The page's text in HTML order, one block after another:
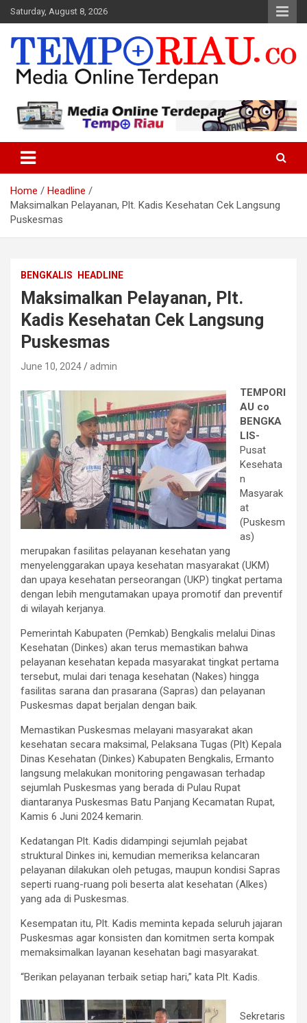
Skip
to
content
Saturday, August 8, 2026
Tempo Riau
Home
Headline
Maksimalkan Pelayanan, Plt. Kadis Kesehatan Cek Langsung
Puskesmas
BENGKALIS HEADLINE
Maksimalkan Pelayanan, Plt.
Kadis Kesehatan Cek Langsung
Puskesmas
June 10, 2024 admin
TEMPORI
AU co
BENGKA
LIS-
Pusat
Kesehata
n
Masyarak
at
(Puskesm
as)
merupakan fasilitas pelayanan kesehatan yang
menyelenggarakan upaya kesehatan masyarakat (UKM)
dan upaya kesehatan perseorangan (UKP) tingkat pertama
dengan lebih mengutamakan upaya promotif dan preventif
di wilayah kerjanya.
Pemerintah Kabupaten (Pemkab) Bengkalis melalui Dinas
Kesehatan (Dinkes) akan terus memastikan bahwa
pelayanan kesehatan kepada masyarakat tingkat pertama
tersebut, mulai dari tenaga kesehatan (Nakes) hingga
fasilitas sarana dan prasarana (Sapras) dan pelayanan
Puskesmas dapat berjalan dengan baik.
Memastikan Puskesmas melayani masyarakat akan
kesehatan secara maksimal, Pelaksana Tugas (Plt) Kepala
Dinas Kesehatan (Dinkes) Kabupaten Bengkalis, Ermanto
langsung melakukan monitoring pengawasan terhadap
sejumlah Puskesmas yang berada di Pulau Rupat
diantaranya Puskesmas Batu Panjang Kecamatan Rupat,
Kamis 6 Juni 2024 kemarin.
Kedatangan Plt. Kadis didampingi sejumlah pejabat
struktural Dinkes ini, kemudian memeriksa kelancaran
pelayanan dilakukan oleh petugas, maupun kondisi Sapras
seperti ruang-ruang poli beserta alat kesehatan (Alkes)
yang ada di Puskesmas.
Kesempatan itu, Plt. Kadis meminta kepada seluruh jajaran
Puskesmas agar konsisten dan komitmen serta kompak
memaksimalkan layanan kesehatan bagi masyarakat.
“Berikan pelayanan terbaik setiap hari,” kata Plt. Kadis.
Sekretaris